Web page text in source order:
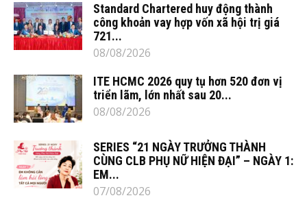
Standard Chartered huy động thành
công khoản vay hợp vốn xã hội trị giá
721...
08/08/2026
ITE HCMC 2026 quy tụ hơn 520 đơn vị
triển lãm, lớn nhất sau 20...
08/08/2026
SERIES “21 NGÀY TRƯỞNG THÀNH
CÙNG CLB PHỤ NỮ HIỆN ĐẠI” – NGÀY 1:
EM...
07/08/2026